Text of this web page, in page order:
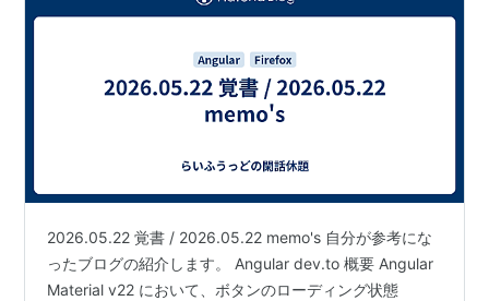
2026.05.22 覚書 / 2026.05.22 memo's 自分が参考にな
ったブログの紹介します。 Angular dev.to 概要 Angular
Material v22 において、ボタンのローディング状態